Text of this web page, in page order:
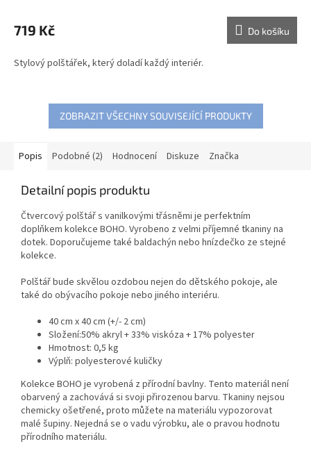
719 Kč Do košíku
Stylový polštářek, který doladí každý interiér.
ZOBRAZIT VŠECHNY SOUVISEJÍCÍ PRODUKTY
Popis Podobné (2) Hodnocení Diskuze Značka
Detailní popis produktu
Čtvercový polštář s vanilkovými třásněmi je perfektním
doplňkem kolekce BOHO. Vyrobeno z velmi příjemné tkaniny na
dotek. Doporučujeme také baldachýn nebo hnízdečko ze stejné
kolekce.
Polštář bude skvělou ozdobou nejen do dětského pokoje, ale
také do obývacího pokoje nebo jiného interiéru.
40 cm x 40 cm (+/- 2 cm)
Složení:50% akryl + 33% viskóza + 17% polyester
Hmotnost: 0,5 kg
Výplň: polyesterové kuličky
Kolekce BOHO je vyrobená z přírodní bavlny. Tento materiál není
obarvený a zachovává si svoji přirozenou barvu. Tkaniny nejsou
chemicky ošetřené, proto můžete na materiálu vypozorovat
malé šupiny. Nejedná se o vadu výrobku, ale o pravou hodnotu
přírodního materiálu.